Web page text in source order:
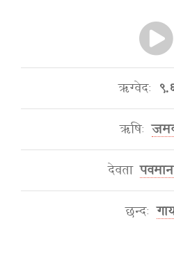
ऋग्वेदः
ऋषिः
देवता
छन्दः